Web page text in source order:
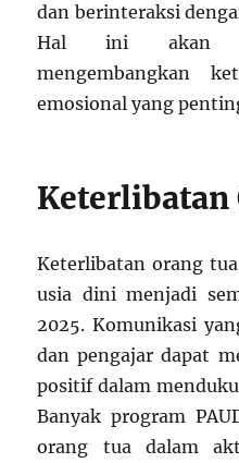
dan berinteraksi
Hal ini akan
mengembangkan
emosional yang
Keterlibatan
Keterlibatan orang
usia dini menjadi
2025. Komunikasi
dan pengajar dapat
positif dalam
Banyak program
orang tua dalam